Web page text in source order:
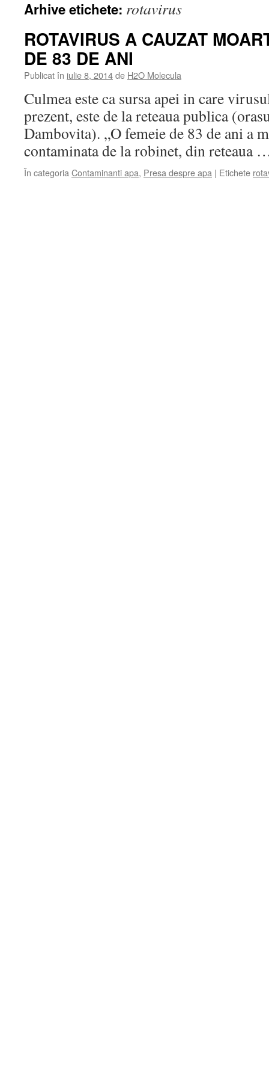
Arhive etichete: rotavirus
ROTAVIRUS A CAUZAT
DE 83 DE ANI
Publicat în iulie 8, 2014de H2O Molecula
Culmea este ca sursa apei in care
prezent, este de la reteaua publica
Dambovita). „O femeie de 83 de ani a
contaminata de la robinet, din reteaua
În categoria Contaminanti apa, Presa despre apa | Etichete